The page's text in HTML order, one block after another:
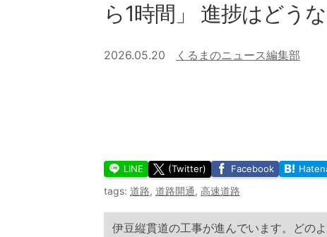
ら1時間」 進捗はどう
2026.05.20 くるまのニュース編集部
LINE (Twitter) Facebook
tags: 道路, 道路開通, 高速道路
伊豆縦貫道の工事が進んでいます。どの